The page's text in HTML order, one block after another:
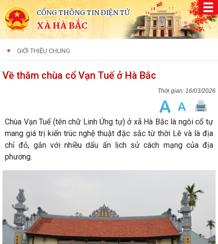
CỔNG THÔNG TIN ĐIỆN TỬ
XÃ HÀ BẮC
GIỚI THIỆU CHUNG
Về thăm chùa cổ Vạn Tuế ở Hà Bắc
16/03/2026
Chùa Vạn Tuế (tên chữ Linh Ứng tự) ở xã Hà Bắc là ngôi cổ tự
mang giá trị kiến trúc nghệ thuật đặc sắc từ thời Lê và là địa
chỉ đỏ, gắn với nhiều dấu ấn lịch sử cách mạng của địa
phương.